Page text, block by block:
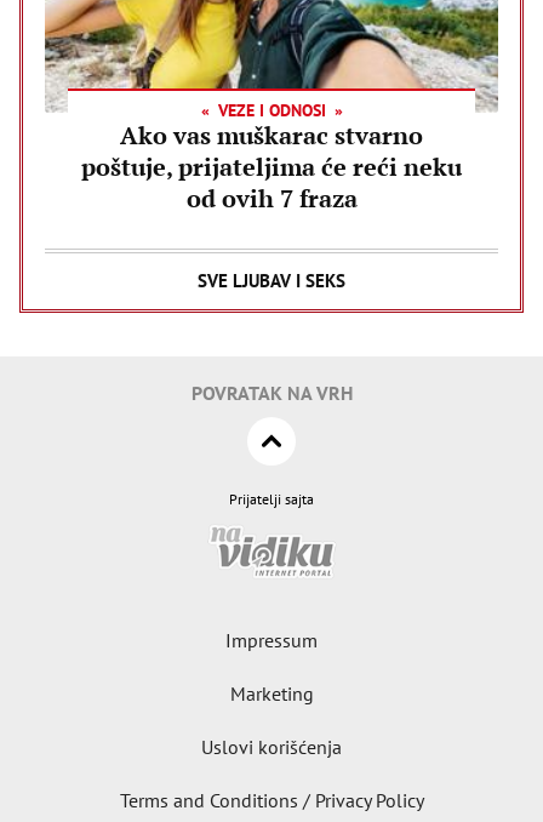
VEZE I ODNOSI
Ako vas muškarac stvarno
poštuje, prijateljima će reći neku
od ovih 7 fraza
SVE LJUBAV I SEKS
POVRATAK NA VRH
Prijatelji sajta
Impressum
Marketing
Uslovi korišćenja
Terms and Conditions / Privacy Policy